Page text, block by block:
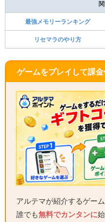
最強メモリーランキング
リセマラのやり方
ゲームをプレイして課金
アルテマが紹介するゲー
誰でも無料でカンタンに